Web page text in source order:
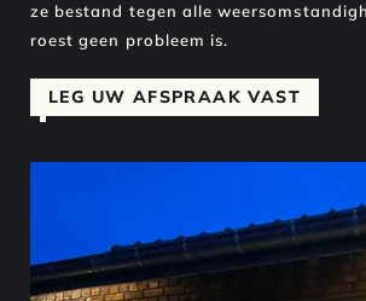
ze bestand tegen alle
roest geen probleem is.
LEG UW AFSPRAAK VAST